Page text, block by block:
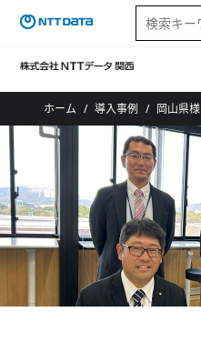
ホーム 導入事例 岡山県様